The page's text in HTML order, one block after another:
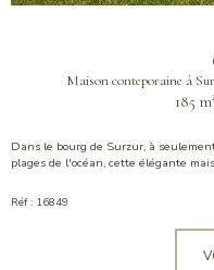
Maison conteporaine à
185
Dans le bourg de Surzur, à
plages de l'océan, cette élégante
Réf : 16849